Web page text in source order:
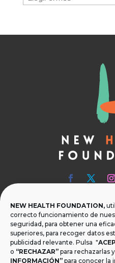
NEW HEALTH FOUNDATION,
correcto funcionamiento de
seguridad, para obtener una
superiores, para recoger datos
publicidad relevante. Pulsa "
o “RECHAZAR” para rechazarlas
INFORMACIÓN” para conocer la
 Teléfono
T.+34 954 219 597
 Dónde